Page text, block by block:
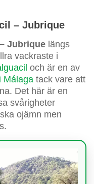
– Jubrique
Jubrique längs
vackraste i
och är en av
Málaga tack vare att
Det här är en
svårigheter
ojämn men